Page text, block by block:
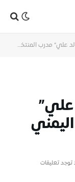
الوطني اليمني لكرة القدم لمدة عام
علي”
توجد تعليقات